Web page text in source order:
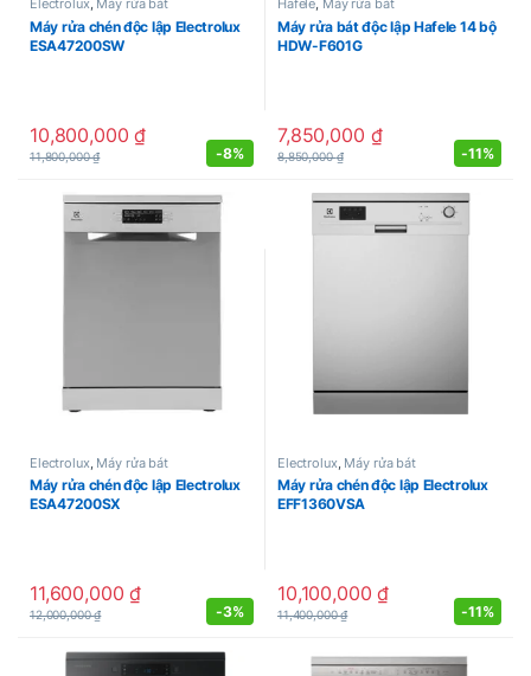
Electrolux, Máy rửa bát
Máy rửa chén độc lập Electrolux
ESA47200SW
10,800,000₫
11,800,000₫ -8%
Hafele, Máy rửa bát
Máy rửa bát độc lập Hafele 14 bộ
HDW-F601G
7,850,000 ₫
8,850,000₫ -11%
Electrolux Máy rửa bát
Máy rửa chén độc lập Electrolux
ESA47200SX
11,600,000₫
12,000,000₫ -3%
Electrolux Máy rửa bát
Máy rửa chén độc lập Electrolux
EFF1360VSA
10,100,000₫
11,400,000₫ -11%